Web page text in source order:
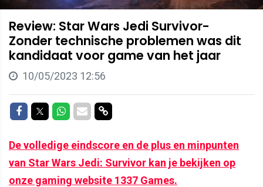
Review: Star Wars Jedi Survivor-
Zonder technische problemen was dit
kandidaat voor game van het jaar
10/05/2023 12:56
Delen op Facebook
Delen op Twitter
Delen op Whatsapp
Delen via Mail
Delen via link
De volledige eindscore en de plus en minpunten
van Star Wars Jedi: Survivor kan je bekijken op
onze gaming website 1337 Games.